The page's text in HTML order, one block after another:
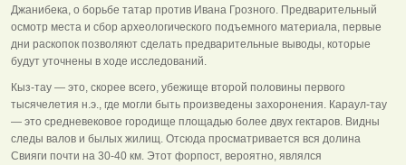
Джанибека, о борьбе татар против Ивана Грозного. Предварительный
осмотр места и сбор археологического подъемного материала, первые
дни раскопок позволяют сделать предварительные выводы, которые
будут уточнены в ходе исследований.
Кыз-тау — это, скорее всего, убежище второй половины первого
тысячелетия н.э., где могли быть произведены захоронения. Караул-тау
— это средневековое городище площадью более двух гектаров. Видны
следы валов и былых жилищ. Отсюда просматривается вся долина
Свияги почти на 30-40 км. Этот форпост, вероятно, являлся